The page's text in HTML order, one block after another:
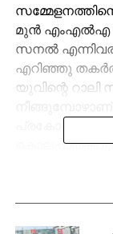
മുന്‍ എംഎല്‍എ
സനല്‍
എറിഞ്ഞു
യുവിന്റെ
പ്രകോപനം
വിളിയാണ്
മുന്‍സിപ്പല്‍
വൈഎംസിഎക്ക്